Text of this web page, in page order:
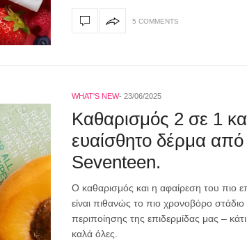
5 COMMENTS
WHAT'S NEW 23/06/2025
Καθαρισμός 2 σε 1
ευαίσθητο δέρμα από
Seventeen.
Ο καθαρισμός και η αφαίρεση του πιο
είναι πιθανώς το πιο χρονοβόρο
περιποίησης της επιδερμίδας μας –
καλά όλες.